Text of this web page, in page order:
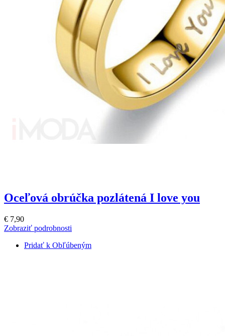
Oceľová obrúčka pozlátená I love you
€ 7,90
Zobraziť podrobnosti
Pridať k Obľúbeným